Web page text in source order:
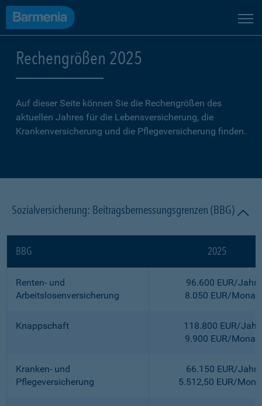
Rechengrößen 2025
Auf dieser Seite können Sie die Rechengrößen des
aktuellen Jahres für die Lebensversicherung, die
Krankenversicherung und die Pflegeversicherung finden.
Sozialversicherung: Beitragsbemessungsgrenzen (BBG)
BBG 2025
Renten- und
Arbeitslosenversicherung
96.600 EUR/Jahr
8.050 EUR/Monat
Knappschaft
118.800 EUR/Jahr
9.900 EUR/Monat
Kranken- und
Pflegeversicherung
66.150 EUR/Jahr
5.512,50 EUR/